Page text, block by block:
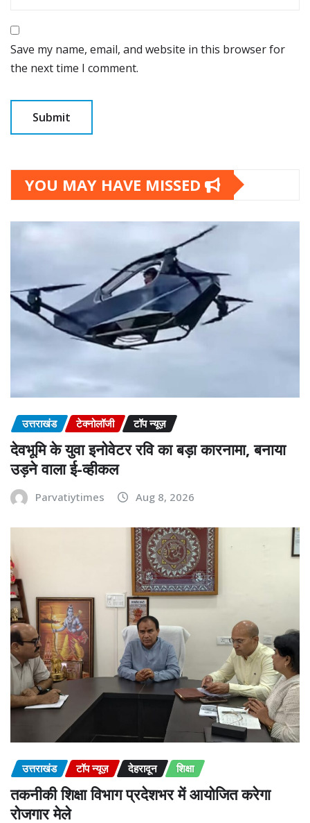
Save my name, email, and website in this browser for
the next time I comment.
YOU MAY HAVE MISSED
उत्तराखंड टेक्नोलॉजी टॉप न्यूज़
देवभूमि के युवा इनोवेटर रवि का बड़ा कारनामा, बनाया
उड़ने वाला ई-व्हीकल
Parvatiytimes Aug 8, 2026
उत्तराखंड टॉप न्यूज़ देहरादून शिक्षा
तकनीकी शिक्षा विभाग प्रदेशभर में आयोजित करेगा
रोजगार मेले